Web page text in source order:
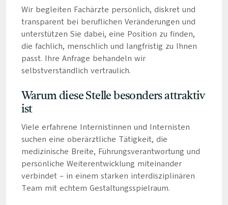
Wir begleiten Fachärzte persönlich, diskret und
transparent bei beruflichen Veränderungen und
unterstützen Sie dabei, eine Position zu finden,
die fachlich, menschlich und langfristig zu Ihnen
passt. Ihre Anfrage behandeln wir
selbstverständlich vertraulich.
Warum diese Stelle besonders attraktiv
ist
Viele erfahrene Internistinnen und Internisten
suchen eine oberärztliche Tätigkeit, die
medizinische Breite, Führungsverantwortung und
persönliche Weiterentwicklung miteinander
verbindet – in einem starken interdisziplinären
Team mit echtem Gestaltungsspielraum.